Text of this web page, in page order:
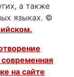
а также
языках. ©
современная
на сайте